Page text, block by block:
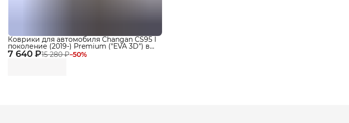
7 640 ₽15 280 ₽−50%
Коврики для автомобиля Changan CS95 I
поколение (2019-) Premium ("EVA 3D") в
cалон